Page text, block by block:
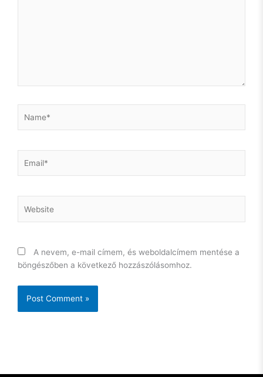
Csak azt, hogy idén nem a B oldal kezdődik. Magam is meg
A nevem, e-mail címem, és weboldalcímem mentése a
böngészőben a következő hozzászólásomhoz.